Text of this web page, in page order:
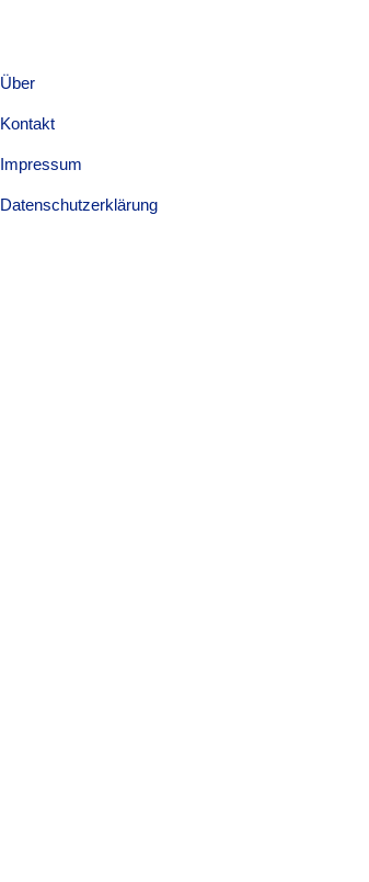
Über
Kontakt
Impressum
Datenschutzerklärung